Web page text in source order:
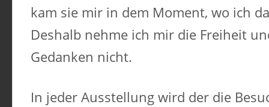
kam sie mir in dem Moment, wo ich
Deshalb nehme ich mir die Freiheit
Gedanken nicht.
In jeder Ausstellung wird der die